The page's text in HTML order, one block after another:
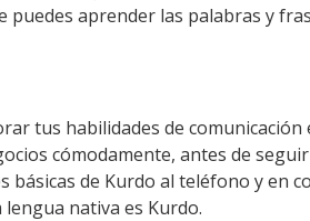
puedes aprender las palabras y
tus habilidades de comunicación
cómodamente, antes de
de Kurdo al teléfono y en
nativa es Kurdo.